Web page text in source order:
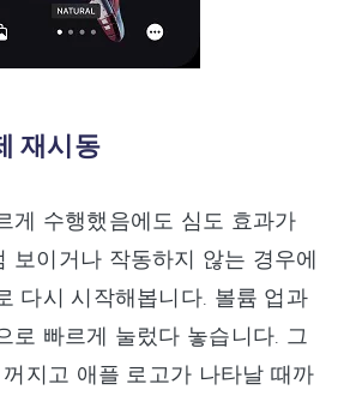
재시동
게 수행했음에도 심도 효과가
보이거나 작동하지 않는 경우에
다시 시작해봅니다. 볼륨 업과
로 빠르게 눌렀다 놓습니다. 그
지고 애플 로고가 나타날 때까